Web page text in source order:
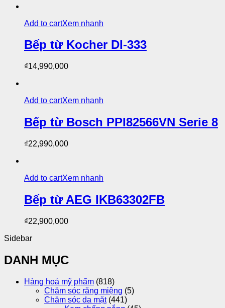
Add to cartXem nhanh
Bếp từ Kocher DI-333
₫14,990,000
Add to cartXem nhanh
Bếp từ Bosch PPI82566VN Serie 8
₫22,990,000
Add to cartXem nhanh
Bếp từ AEG IKB63302FB
₫22,900,000
Sidebar
DANH MỤC
Hàng hoá mỹ phẩm (818)
Chăm sóc răng miệng (5)
Chăm sóc da mặt (441)